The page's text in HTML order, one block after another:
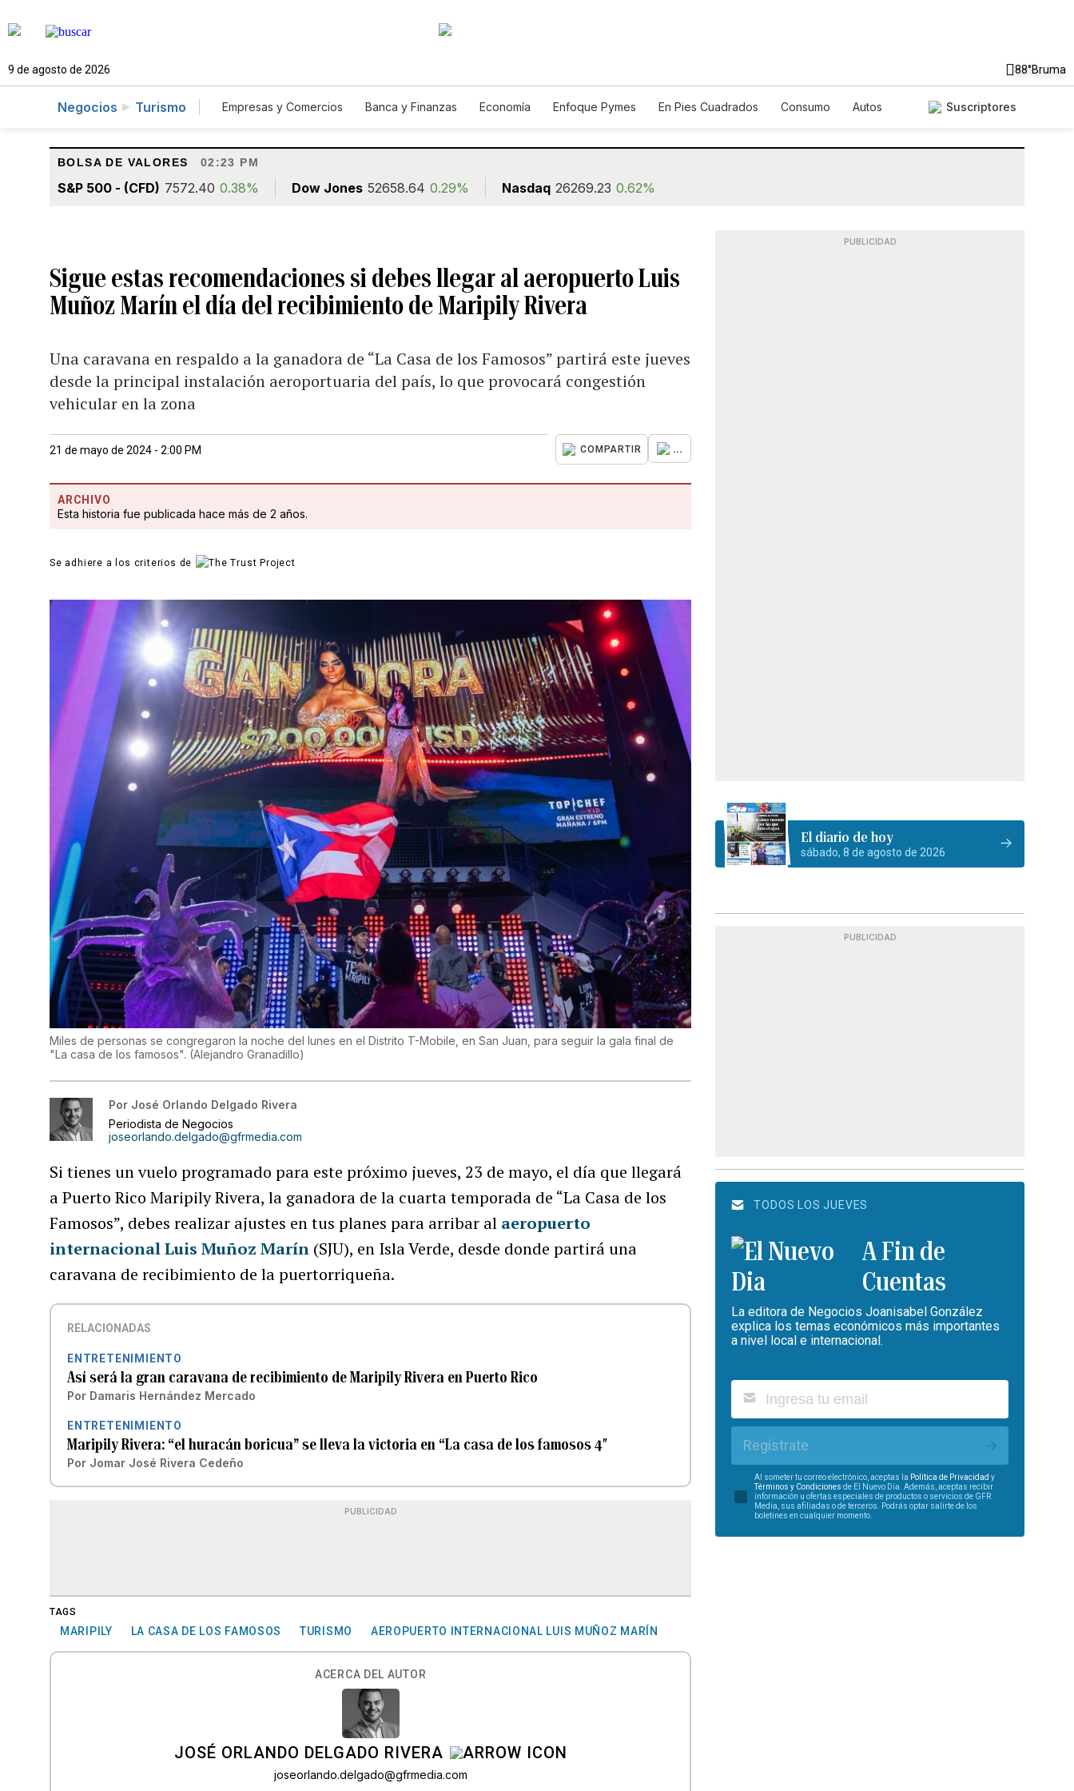
9 de agosto de 2026 88°Bruma
Negocios Turismo Empresas y Comercios Banca y Finanzas Economía Enfoque Pymes En Pies Cuadrados Consumo
Autos
Suscriptores
BOLSA DE VALORES 02:23 PM
S&P 500 - (CFD) 7572.40 0.38% Dow Jones 52658.64 0.29% Nasdaq 26269.23 0.62%
Sigue estas recomendaciones si debes llegar al aeropuerto Luis
Muñoz Marín el día del recibimiento de Maripily Rivera
Una caravana en respaldo a la ganadora de “La Casa de los Famosos” partirá este jueves
desde la principal instalación aeroportuaria del país, lo que provocará congestión
vehicular en la zona
21 de mayo de 2024 - 2:00 PM COMPARTIR ...
ARCHIVO
Esta historia fue publicada hace más de 2 años.
Se adhiere a los criterios de
Miles de personas se congregaron la noche del lunes en el Distrito T-Mobile, en San Juan, para seguir la gala final de
"La casa de los famosos". (Alejandro Granadillo)
Por José Orlando Delgado Rivera
Periodista de Negocios
joseorlando.delgado@gfrmedia.com
Si tienes un vuelo programado para este próximo jueves, 23 de mayo, el día que llegará
a Puerto Rico Maripily Rivera, la ganadora de la cuarta temporada de “La Casa de los
Famosos”, debes realizar ajustes en tus planes para arribar al aeropuerto
internacional Luis Muñoz Marín (SJU), en Isla Verde, desde donde partirá una
caravana de recibimiento de la puertorriqueña.
RELACIONADAS
ENTRETENIMIENTO
Así será la gran caravana de recibimiento de Maripily Rivera en Puerto Rico
Por Damaris Hernández Mercado
ENTRETENIMIENTO
Maripily Rivera: “el huracán boricua” se lleva la victoria en “La casa de los famosos 4″
Por Jomar José Rivera Cedeño
PUBLICIDAD
TAGS
MARIPILY LA CASA DE LOS FAMOSOS TURISMO AEROPUERTO INTERNACIONAL LUIS MUÑOZ MARÍN
ACERCA DEL AUTOR
JOSÉ ORLANDO DELGADO RIVERA
joseorlando.delgado@gfrmedia.com
PUBLICIDAD
El diario de hoy
sábado, 8 de agosto de 2026
PUBLICIDAD
TODOS LOS JUEVES
A Fin de
Cuentas
La editora de Negocios Joanisabel González
explica los temas económicos más importantes
a nivel local e internacional.
Regístrate
Al someter tu correo electrónico, aceptas la Política de Privacidad y
Términos y Condiciones de El Nuevo Día. Además, aceptas recibir
información u ofertas especiales de productos o servicios de GFR
Media, sus afiliadas o de terceros. Podrás optar salirte de los
boletines en cualquier momento.